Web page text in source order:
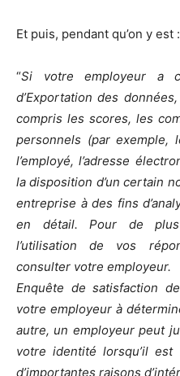
Et puis, pendant qu’on y est :
“Si votre employeur a
d’Exportation des
compris les scores, les
personnels (par exemple,
l’employé, l’adresse
la disposition d’un certain
entreprise à des fins
en détail. Pour de
l’utilisation de vos
consulter votre employeur.
Enquête de satisfaction
votre employeur à
autre, un employeur peut
votre identité lorsqu’il
d’importantes raisons